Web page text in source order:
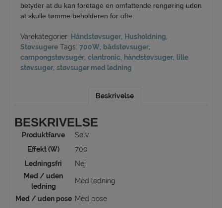
betyder at du kan foretage en omfattende rengøring uden
at skulle tømme beholderen for ofte.
Varekategorier: Håndstøvsuger, Husholdning,
Støvsugere Tags: 700W, bådstøvsuger,
campongstøvsuger, clantronic, håndstøvsuger, lille
støvsuger, støvsuger med ledning
Beskrivelse
BESKRIVELSE
Produktfarve
Sølv
Effekt (W)
700
Ledningsfri
Nej
Med / uden
ledning
Med ledning
Med / uden pose Med pose